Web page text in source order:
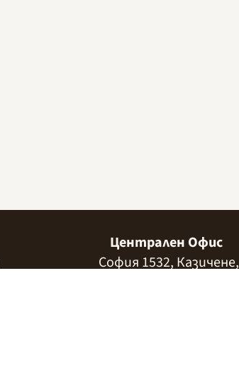
Централен Офис
София 1532, Казичене,